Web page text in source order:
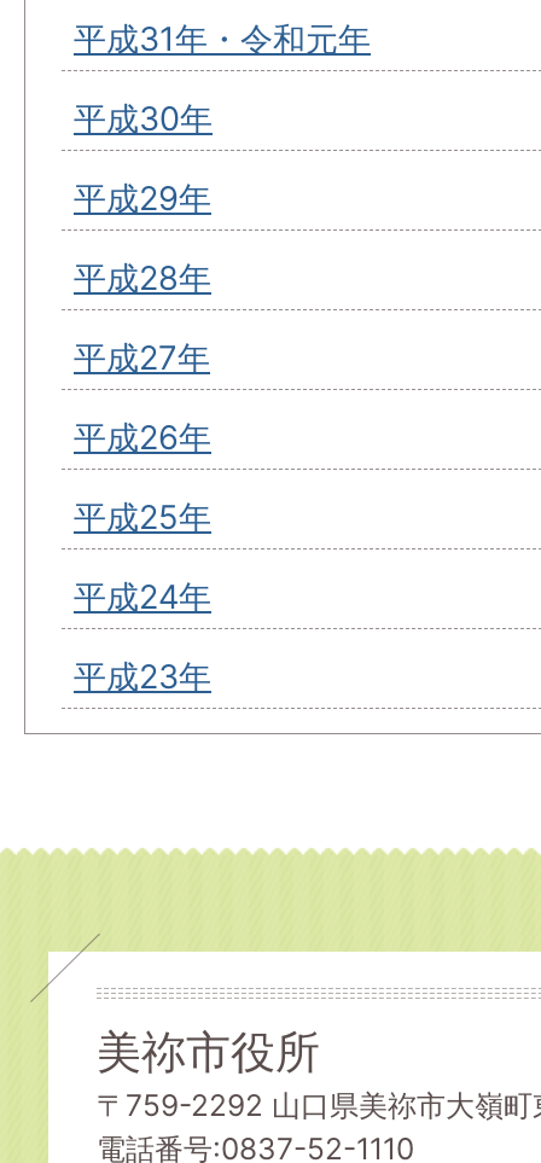
平成31年・令和元年
平成30年
平成29年
平成28年
平成27年
平成26年
平成25年
平成24年
平成23年
美祢市役所
〒759-2292 山口県美祢市大嶺
電話番号:0837-52-1110